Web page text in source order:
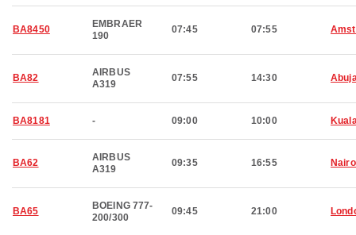
BA8450
EMBRAER
190
07:45 07:55
BA82
AIRBUS
A319
07:55 14:30
BA8181 - 09:00 10:00
BA62
AIRBUS
A319
09:35 16:55
BA65
BOEING 777-
200/300
09:45 21:00